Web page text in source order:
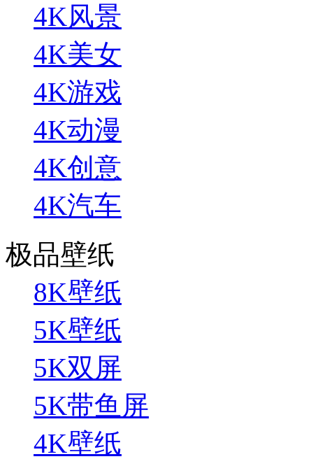
4K风景
4K美女
4K游戏
4K动漫
4K创意
4K汽车
极品壁纸
8K壁纸
5K壁纸
5K双屏
5K带鱼屏
4K壁纸